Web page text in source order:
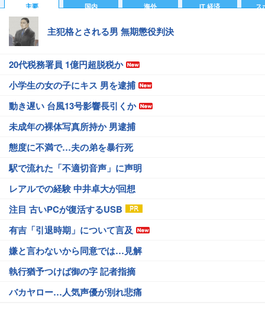
主要 国内 海外 IT 経済 ス
主犯格とされる男 無期懲役判決
20代税務署員 1億円超脱税か
小学生の女の子にキス 男を逮捕
動き遅い 台風13号影響長引くか
未成年の裸体写真所持か 男逮捕
態度に不満で…夫の弟を暴行死
駅で流れた「不適切音声」に声明
レアルでの経験 中井卓大が回想
注目 古いPCが復活するUSB
有吉「引退時期」について言及
嫌と言わないから同意では…見解
執行猶予つけば御の字 記者指摘
バカヤロー…人気声優が別れ悲痛